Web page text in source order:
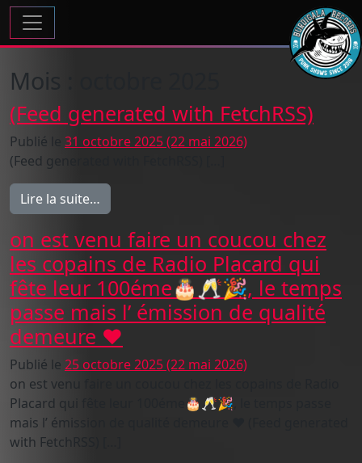
Passer au contenu
Navigation principale
Mois :
(Feed generated with FetchRSS)
Publié le 31 octobre 2025(22 mai 2026)
(Feed generated with FetchRSS) […]
Lire la suite…
on est venu faire un coucou chez
les copains de Radio Placard qui
fête leur 100éme🎂🥂🎉, le temps
passe mais l’ émission de qualité
demeure ❤️
Publié le 25 octobre 2025(22 mai 2026)
on est venu faire un coucou chez les copains de Radio
Placard qui fête leur 100éme🎂🥂🎉, le temps passe
mais l’ émission de qualité demeure ❤️ (Feed generated
with FetchRSS) […]